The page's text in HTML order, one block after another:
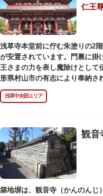
仁王
浅草寺本堂前に佇む朱塗りの2
が安置されています。門裏に掛
王さまの力を表し魔除けとして
形県村山市の有志により奉納さ
ふれる吊灯篭も存在感を放ち、
宝蔵門は、平安時代、武蔵守
在の門は1964年にホテルニュ
瓦葺きで再建された（2007年
教の経典である『元版⼀切経（
れています。
浅草中央部エリア
観音
築地塀は、観音寺（かんのんじ